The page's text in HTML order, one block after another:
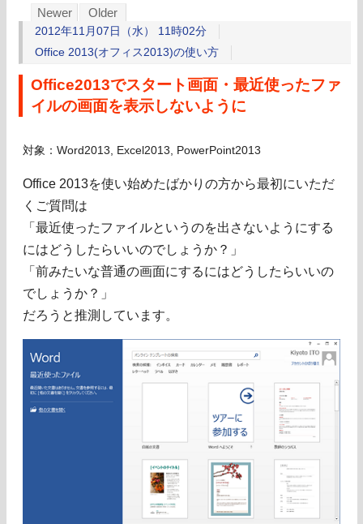
Newer Older
2012年11月07日（水） 11時02分
Office 2013(オフィス2013)の使い方
Office2013でスタート画面・最近使ったファ
イルの画面を表示しないように
対象：Word2013, Excel2013, PowerPoint2013
Office 2013を使い始めたばかりの方から最初にいただ
くご質問は
「最近使ったファイルというのを出さないようにする
にはどうしたらいいのでしょうか？」
「前みたいな普通の画面にするにはどうしたらいいの
でしょうか？」
だろうと推測しています。